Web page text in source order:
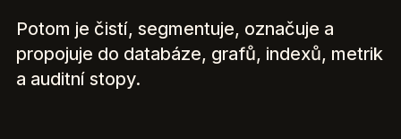
Potom je čistí, segmentuje, označuje a
propojuje do databáze, grafů, indexů, metrik
a auditní stopy.